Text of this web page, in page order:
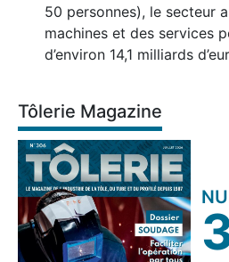
50 personnes), le secteur
machines et des services
d’environ 14,1 milliards
Tôlerie Magazine